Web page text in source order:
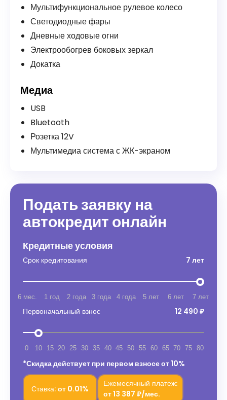
Мультифункциональное рулевое колесо
Светодиодные фары
Дневные ходовые огни
Электрообогрев боковых зеркал
Докатка
Медиа
USB
Bluetooth
Розетка 12V
Мультимедиа система с ЖК-экраном
Подать заявку на
автокредит онлайн
Кредитные условия
Срок кредитования 7 лет
6 мес. 1 год 2 года 3 года 4 года 5 лет 6 лет 7 лет
Первоначальный взнос 12 490 ₽
0 10 15 20 25 30 35 40 45 50 55 60 65 70 75 80
*Скидка действует при первом взносе от 10%
Ставка: от 0.01%
Ежемесячный платеж:
от13 387 ₽/мес.